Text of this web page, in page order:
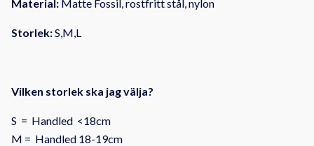
Material: Matte Fossil, rostfritt stål, nylon
Storlek:S,M,L
Vilken storlek ska jag välja?
S = Handled <18cm
M = Handled 18-19cm